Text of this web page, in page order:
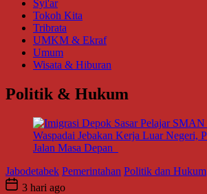
Syi'ar
Tokoh Kita
Tribrata
UMKM & Ekraf
Umum
Wisata & Hiburan
Politik & Hukum
Jabodetabek Pemerintahan Politik dan Hukum
3 hari ago